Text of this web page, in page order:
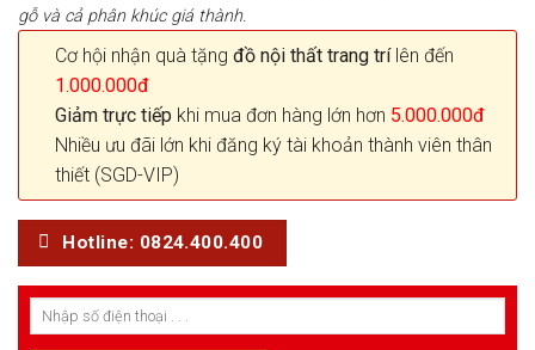
gỗ và cả phân khúc giá thành.
Cơ hội nhận quà tặng đồ nội thất trang trílên đến
1.000.000đ
Giảm trực tiếp khi mua đơn hàng lớn hơn 5.000.000đ
Nhiều ưu đãi lớn khi đăng ký tài khoản thành viên thân
thiết (SGD-VIP)
Hotline: 0824.400.400